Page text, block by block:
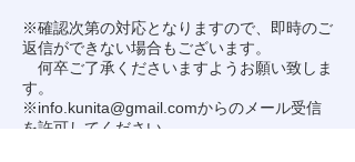
※確認次第の対応となりますので、即時のご
返信ができない場合もございます。
何卒ご了承くださいますようお願い致しま
す。
※info.kunita@gmail.comからのメール受信
を許可してください。